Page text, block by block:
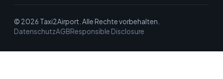
© 2026 Taxi2Airport. Alle Rechte vorbehalten.
DatenschutzAGBResponsible Disclosure